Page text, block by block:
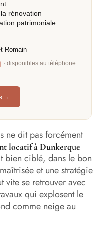
rénovation
patrimoniale
Romain
· disponibles au téléphone
→
ne dit pas forcément
locatif à Dunkerque
bien ciblé, dans le bon
et une stratégie
vite se retrouver avec
qui explosent le
comme neige au